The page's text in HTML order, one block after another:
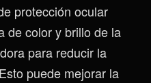
protección ocular
de color y brillo de la
para reducir la
puede mejorar la